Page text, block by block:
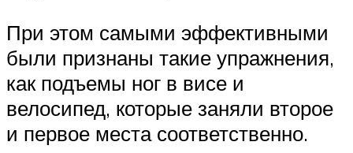
При этом самыми эффективными
были признаны такие упражнения,
как подъемы ног в висе и
велосипед, которые заняли второе
и первое места соответственно.